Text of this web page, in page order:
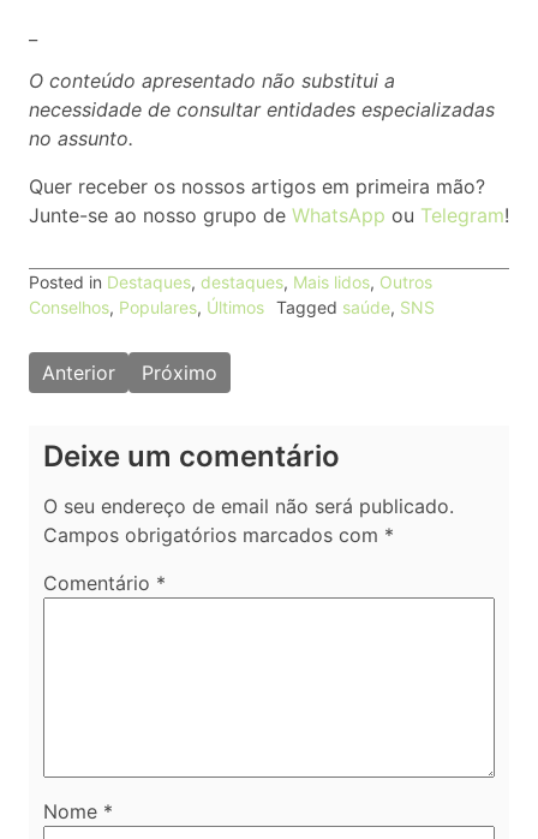
O conteúdo apresentado não substitui a
necessidade de consultar entidades especializadas
no assunto.
Quer receber os nossos artigos em primeira mão?
Junte-se ao nosso grupo de WhatsApp ou Telegram!
Posted in Destaques, destaques, Mais lidos, Outros
Conselhos, Populares, Últimos Tagged saúde, SNS
Navegação
de
Anterior Próximo
Deixe um comentário
O seu endereço de email não será publicado.
Campos obrigatórios marcados com *
Comentário *
Nome *